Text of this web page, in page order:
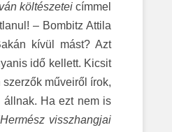
költészetei címmel
– Bombitz Attila
kívül mást? Azt
idő kellett. Kicsit
műveiről írok,
állnak. Ha ezt nem is
Hermész visszhangjai